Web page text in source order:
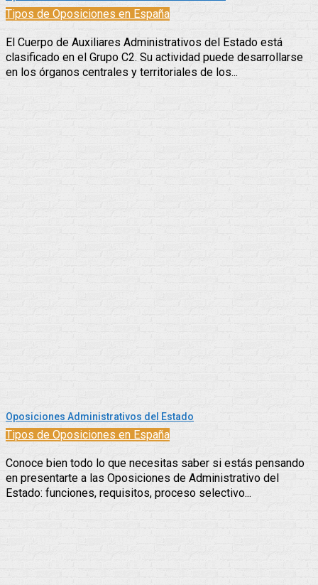
Tipos de Oposiciones en España
El Cuerpo de Auxiliares Administrativos del Estado está
clasificado en el Grupo C2. Su actividad puede desarrollarse
en los órganos centrales y territoriales de los...
Oposiciones Administrativos del Estado
Tipos de Oposiciones en España
Conoce bien todo lo que necesitas saber si estás pensando
en presentarte a las Oposiciones de Administrativo del
Estado: funciones, requisitos, proceso selectivo...